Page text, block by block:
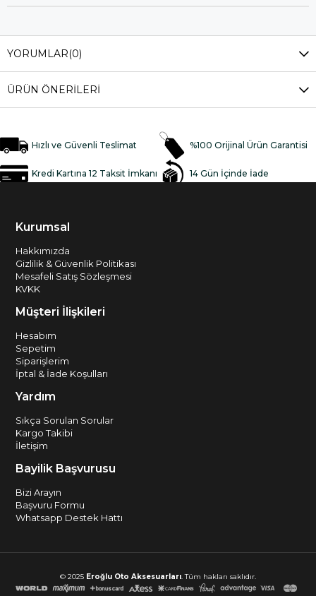
YORUMLAR(0)
ÜRÜN ÖNERILERI
Hızlı ve Güvenli Teslimat %100 Orijinal Ürün Garantisi
Kredi Kartına 12 Taksit İmkanı 14 Gün İçinde İade
Kurumsal
Hakkımızda
Gizlilik & Güvenlik Politikası
Mesafeli Satış Sözleşmesi
KVKK
Müşteri İlişkileri
Hesabım
Sepetim
Siparişlerim
İptal & İade Koşulları
Yardım
Sıkça Sorulan Sorular
Kargo Takibi
İletişim
Bayilik Başvurusu
Bizi Arayın
Başvuru Formu
Whatsapp Destek Hattı
© 2025 Eroğlu Oto Aksesuarları. Tüm hakları saklıdır.